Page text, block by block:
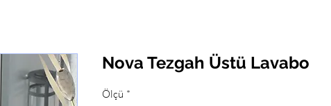
Nova Tezgah Üstü Lavabo
Ölçü *